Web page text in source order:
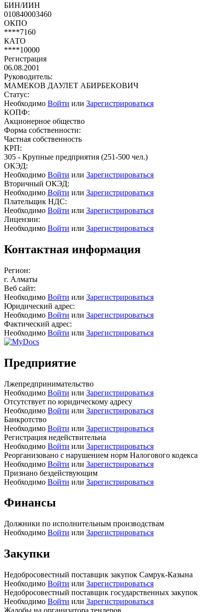
БИН/ИИН
010840003460
ОКПО
****7160
КАТО
****10000
Регистрация
06.08.2001
Руководитель:
МАМЕКОВ ДАУЛЕТ АБИРБЕКОВИЧ
Статус:
Необходимо Войти или Зарегистрироваться
КОПФ:
Акционерное общество
Форма собственности:
Частная собственность
КРП:
305 - Крупные предприятия (251-500 чел.)
ОКЭД:
Необходимо Войти или Зарегистрироваться
Вторичный ОКЭД:
Необходимо Войти или Зарегистрироваться
Плательщик НДС:
Необходимо Войти или Зарегистрироваться
Лицензии:
Необходимо Войти или Зарегистрироваться
Контактная информация
Регион:
г. Алматы
Веб сайт:
Необходимо Войти или Зарегистрироваться
Юридический адрес:
Необходимо Войти или Зарегистрироваться
Фактический адрес:
Необходимо Войти или Зарегистрироваться
Предприятие
Лжепредпринимательство
Необходимо Войти или Зарегистрироваться
Отсутствует по юридическому адресу
Необходимо Войти или Зарегистрироваться
Банкротство
Необходимо Войти или Зарегистрироваться
Регистрация недействительна
Необходимо Войти или Зарегистрироваться
Реорганизовано с нарушением норм Налогового кодекса
Необходимо Войти или Зарегистрироваться
Признано бездействующим
Необходимо Войти или Зарегистрироваться
Финансы
Должники по исполнительным производствам
Необходимо Войти или Зарегистрироваться
Закупки
Недобросовестный поставщик закупок Самрук-Казына
Необходимо Войти или Зарегистрироваться
Недобросовестный поставщик государственных закупок
Необходимо Войти или Зарегистрироваться